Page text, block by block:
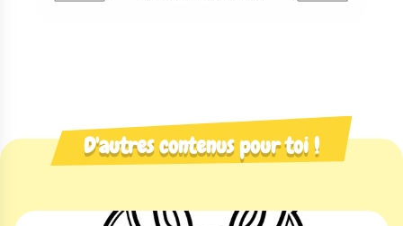
D'autres contenus pour toi !